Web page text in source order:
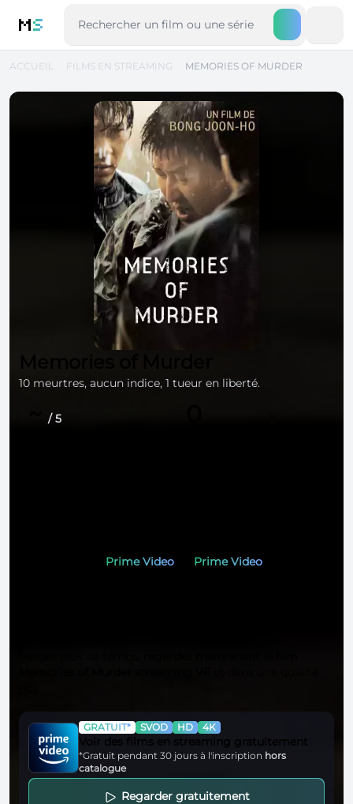
MS
ACCUEIL FILMS EN STREAMING MEMORIES OF MURDER
10 meurtres, aucun indice, 1 tueur en liberté.
/ 5
Prime Video Prime Video
GRATUIT* SVOD HD 4K
Voir des films en streaming gratuitement
*Gratuit pendant 30 jours à l'inscription hors
catalogue
Regarder gratuitement